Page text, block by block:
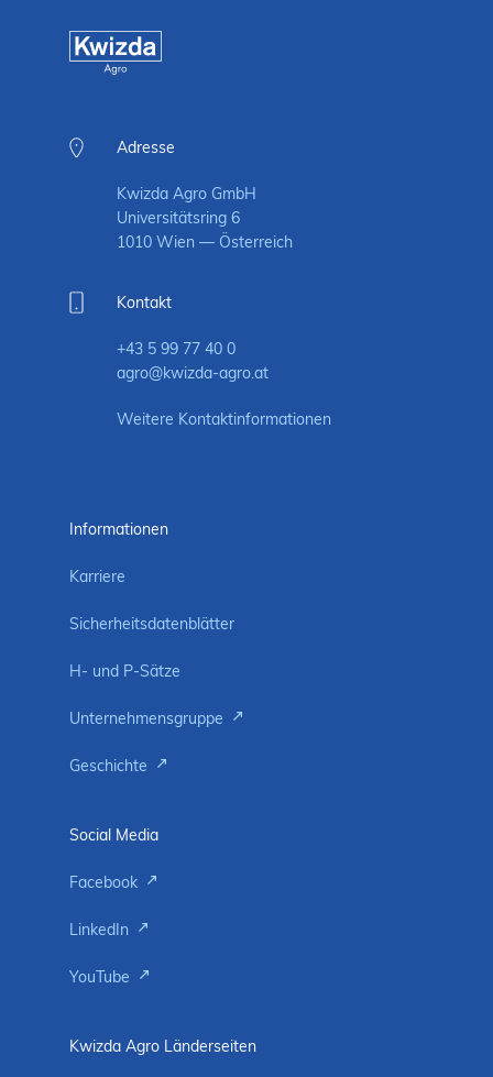
Adresse
Kwizda Agro GmbH
Universitätsring 6
1010 Wien — Österreich
Kontakt
+43 5 99 77 40 0
agro@kwizda-agro.at
Weitere Kontaktinformationen
Informationen
Karriere
Sicherheitsdatenblätter
H- und P-Sätze
Unternehmensgruppe
Geschichte
Social Media
Facebook
LinkedIn
YouTube
Kwizda Agro Länderseiten